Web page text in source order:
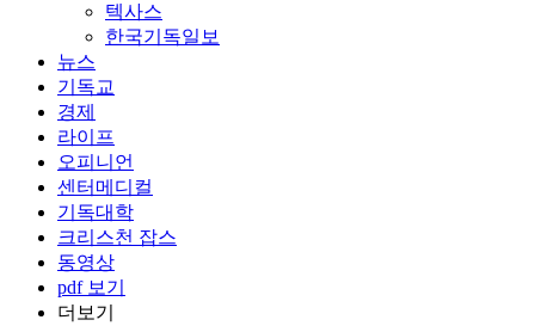
텍사스
한국기독일보
뉴스
기독교
경제
라이프
오피니언
센터메디컬
기독대학
크리스천 잡스
동영상
pdf 보기
더보기